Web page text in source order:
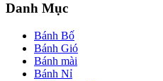
Danh Mục
Bánh Bố
Bánh Gió
Bánh mài
Bánh Nỉ